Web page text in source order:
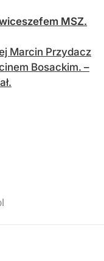
MSZ.
Marcin Przydacz
Bosackim. –